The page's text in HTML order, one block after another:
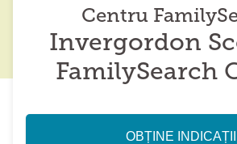
Centru
Invergordon
FamilySearch
OBȚINE INDICAȚII